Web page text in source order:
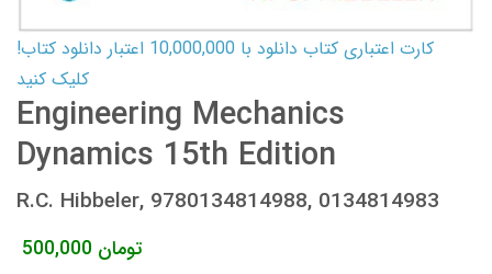
کارت اعتباری کتاب دانلود با 10,000,000 اعتبار دانلود کتاب!
کلیک کنید
Engineering Mechanics
Dynamics 15th Edition
R.C. Hibbeler, 9780134814988, 0134814983
500,000 تومان